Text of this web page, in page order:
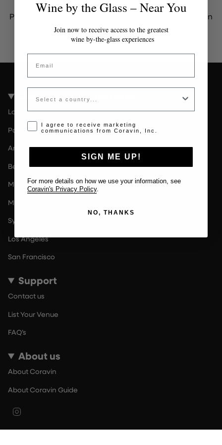
Por favor contacta al administrador para obtener un
token válido.
Coravin Guide Locations
London
Paris
Amsterdam
Berlin
Milan
Melbourne
Sydney
Los Angeles
San Francisco
Support
Contact us
List Your Venue
FAQ’s
About us
About Coravin
About Coravin Guide
Wine by the Glass – Near You
Join now to receive access to the greatest
wine by-the-glass experiences
Email
Country
Opt-in disclaimer
I agree to receive marketing
communications from Coravin, Inc.
SIGN ME UP!
For more details on how we use your information, see
Coravin's Privacy Policy
NO, THANKS